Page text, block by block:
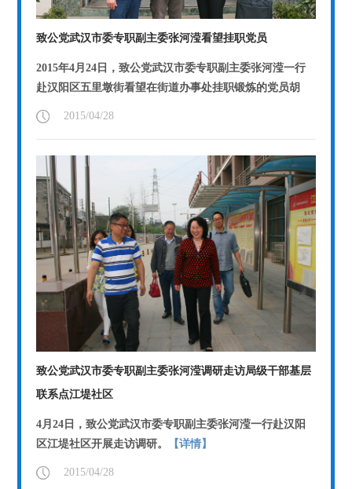
致公党武汉市委专职副主委张河滢看望挂职党员
2015年4月24日，致公党武汉市委专职副主委张河滢一行
赴汉阳区五里墩街看望在街道办事处挂职锻炼的党员胡
浩。
2015/04/28
致公党武汉市委专职副主委张河滢调研走访局级干部基层
联系点江堤社区
4月24日，致公党武汉市委专职副主委张河滢一行赴汉阳
区江堤社区开展走访调研。
【详情】
2015/04/28